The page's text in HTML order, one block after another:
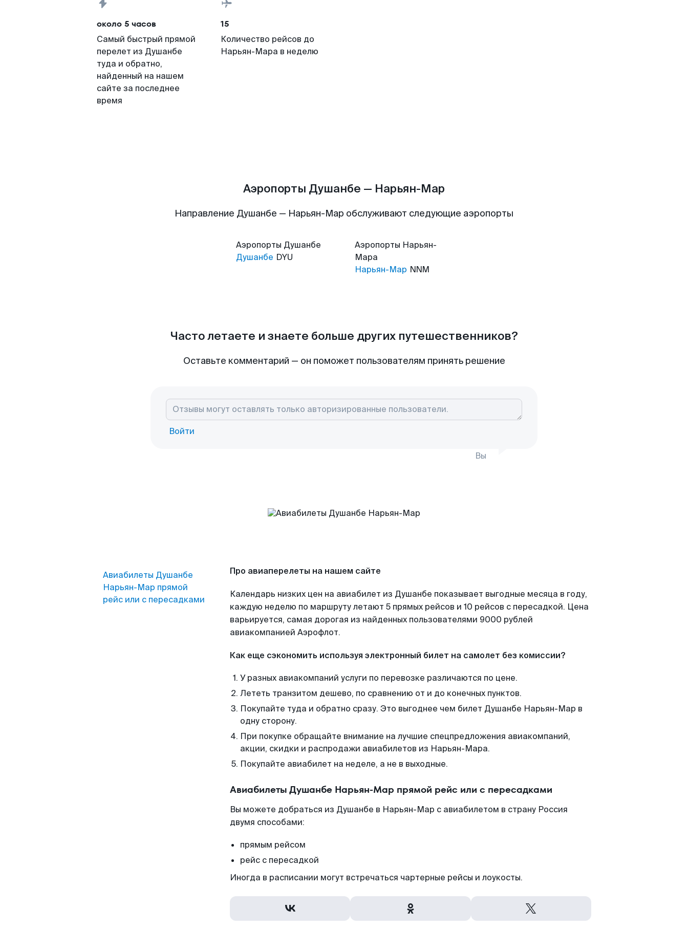
около 5 часов
Самый быстрый прямой
перелет из Душанбе
туда и обратно,
найденный на нашем
сайте за последнее
время
15
Количество рейсов до
Нарьян-Мара в неделю
Аэропорты Душанбе — Нарьян-Мар
Направление Душанбе — Нарьян-Мар обслуживают следующие аэропорты
Аэропорты Душанбе
Душанбе DYU
Аэропорты Нарьян-
Мара
Нарьян-Мар NNM
Часто летаете и знаете больше других путешественников?
Оставьте комментарий — он поможет пользователям принять решение
Войти
Вы
Авиабилеты Душанбе
Нарьян-Мар прямой
рейс или с пересадками
Про авиаперелеты на нашем сайте
Календарь низких цен на авиабилет из Душанбе показывает выгодные месяца в году,
каждую неделю по маршруту летают 5 прямых рейсов и 10 рейсов с пересадкой. Цена
варьируется, самая дорогая из найденных пользователями 9000 рублей
авиакомпанией Аэрофлот.
Как еще сэкономить используя электронный билет на самолет без комиссии?
У разных авиакомпаний услуги по перевозке различаются по цене.
Лететь транзитом дешево, по сравнению от и до конечных пунктов.
Покупайте туда и обратно сразу. Это выгоднее чем билет Душанбе Нарьян-Мар в
одну сторону.
При покупке обращайте внимание на лучшие спецпредложения авиакомпаний,
акции, скидки и распродажи авиабилетов из Нарьян-Мара.
Покупайте авиабилет на неделе, а не в выходные.
Авиабилеты Душанбе Нарьян-Мар прямой рейс или с пересадками
Вы можете добраться из Душанбе в Нарьян-Мар с авиабилетом в страну Россия
двумя способами:
прямым рейсом
рейс с пересадкой
Иногда в расписании могут встречаться чартерные рейсы и лоукосты.